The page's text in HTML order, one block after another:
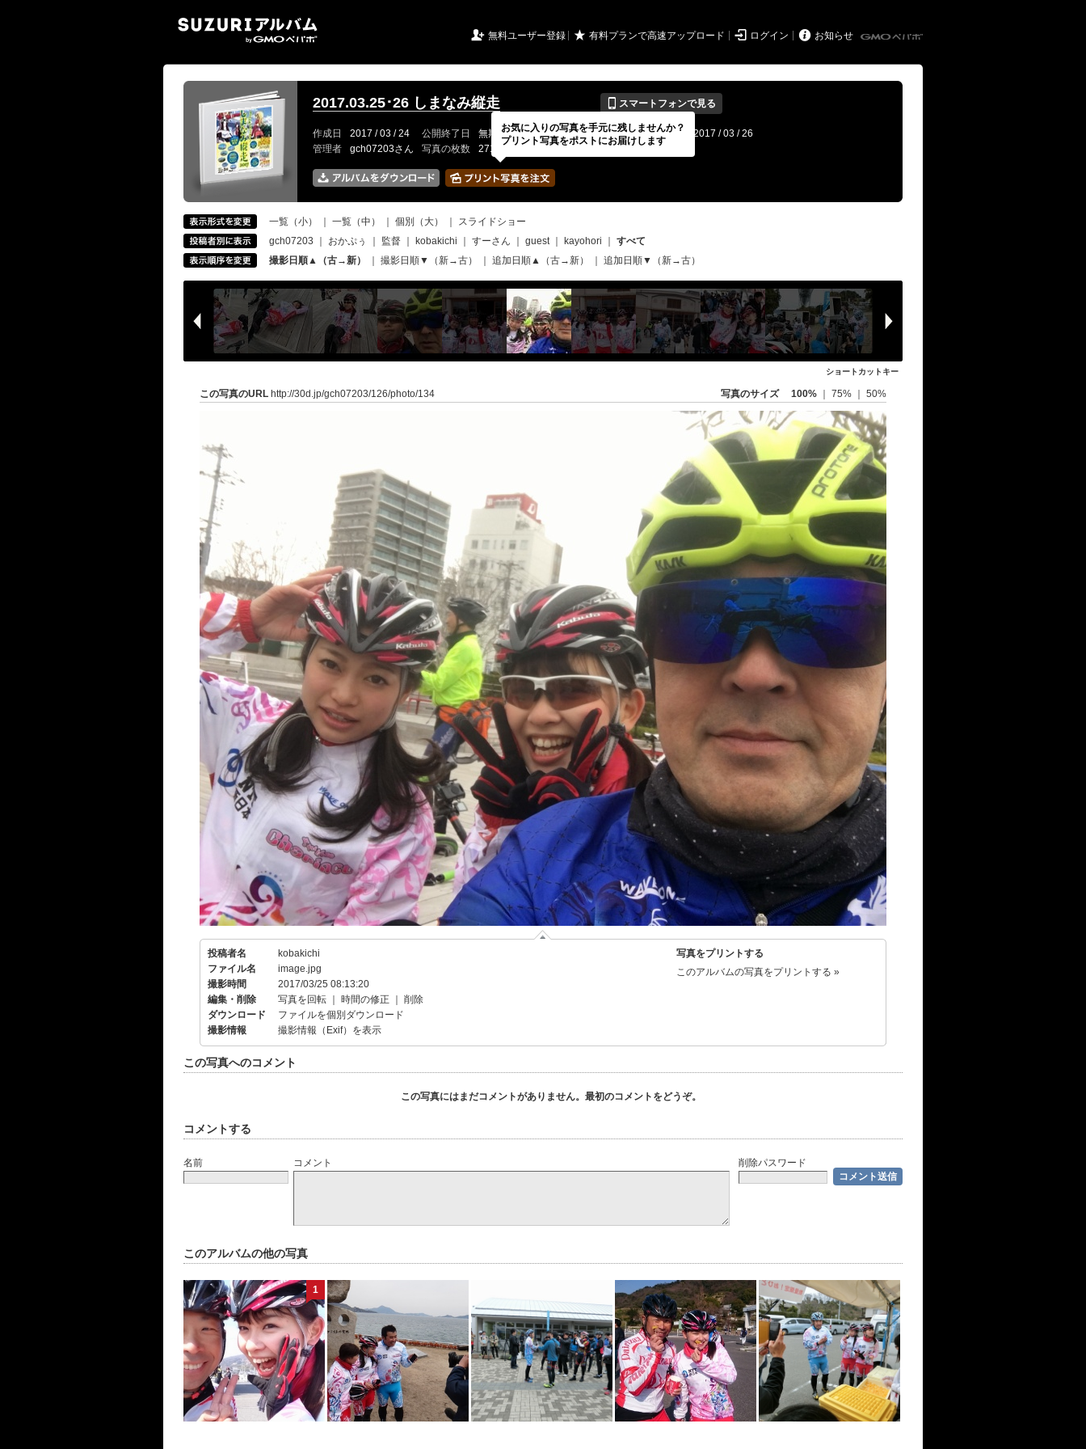
 無料ユーザー登録 ★ 有料プランで高速アップロード  ログイン  お知らせ
2017.03.25･26 しまなみ縦走 📱 スマートフォンで見る
作成日 2017 / 03 / 24 公開終了日 無期限 イベントの期間
2017 / 03 / 25 〜 2017 / 03 / 26
管理者
gch07203さん 写真の枚数 271 / 2000枚
一覧（小） 一覧（中） 個別（大）
スライドショー
gch07203
おかぷぅ 監督 kobakichi すーさん guest｜ kayohori
すべて
撮影日順▲（古→新）
撮影日順▼（新→古） 追加日順▲（古→新） 追加日順▼（新→古）
ショートカットキー
この写真のURL http://30d.jp/gch07203/126/photo/134 写真のサイズ 100% 75% 50%
投稿者名
kobakichi
ファイル名
image.jpg
撮影時間
2017/03/25 08:13:20
編集・削除
写真を回転 時間の修正
削除
ダウンロード
ファイルを個別ダウンロード
撮影情報
撮影情報（Exif）を表示
写真をプリントする
このアルバムの写真をプリントする »
この写真へのコメント
この写真にはまだコメントがありません。最初のコメントをどうぞ。
コメントする
名前 コメント 削除パスワード
このアルバムの他の写真
1
お気に入りの写真を手元に残しませんか？
プリント写真をポストにお届けします